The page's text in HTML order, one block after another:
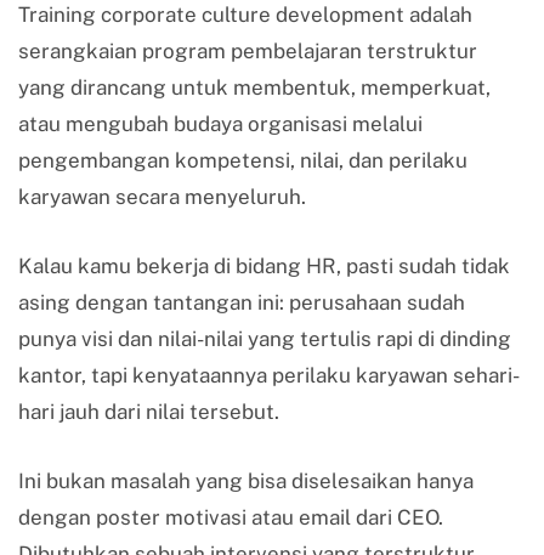
Training corporate culture development adalah
serangkaian program pembelajaran terstruktur
yang dirancang untuk membentuk, memperkuat,
atau mengubah budaya organisasi melalui
pengembangan kompetensi, nilai, dan perilaku
karyawan secara menyeluruh.
Kalau kamu bekerja di bidang HR, pasti sudah tidak
asing dengan tantangan ini: perusahaan sudah
punya visi dan nilai-nilai yang tertulis rapi di dinding
kantor, tapi kenyataannya perilaku karyawan sehari-
hari jauh dari nilai tersebut.
Ini bukan masalah yang bisa diselesaikan hanya
dengan poster motivasi atau email dari CEO.